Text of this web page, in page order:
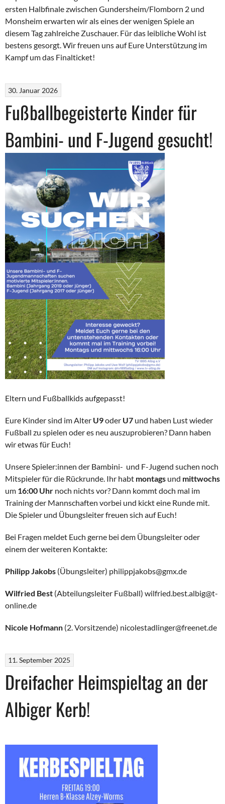
ersten Halbfinale zwischen Gundersheim/Flomborn 2 und
Monsheim erwarten wir als eines der wenigen Spiele an
diesem Tag zahlreiche Zuschauer. Für das leibliche Wohl ist
bestens gesorgt. Wir freuen uns auf Eure Unterstützung im
Kampf um das Finalticket!
30. Januar 2026
Fußballbegeisterte Kinder für
Bambini- und F-Jugend gesucht!
Eltern und Fußballkids aufgepasst!
Eure Kinder sind im Alter U9oder U7 und haben Lust wieder
Fußball zu spielen oder es neu auszuprobieren? Dann haben
wir etwas für Euch!
Unsere Spieler:innen der Bambini- und F-Jugend suchen noch
Mitspieler für die Rückrunde. Ihr habt montags und mittwochs
um 16:00 Uhr noch nichts vor? Dann kommt doch mal im
Training der Mannschaften vorbei und kickt eine Runde mit.
Die Spieler und Übungsleiter freuen sich auf Euch!
Bei Fragen meldet Euch gerne bei dem Übungsleiter oder
einem der weiteren Kontakte:
Philipp Jakobs (Übungsleiter) philippjakobs@gmx.de
Wilfried Best (Abteilungsleiter Fußball) wilfried.best.albig@t-
online.de
Nicole Hofmann (2. Vorsitzende) nicolestadlinger@freenet.de
11. September 2025
Dreifacher Heimspieltag an der
Albiger Kerb!